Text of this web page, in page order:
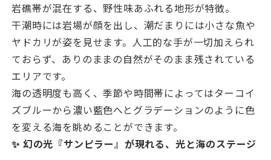
岩礁帯が混在する、野性味あふれる地形が特徴。
干潮時には岩場が顔を出し、潮だまりには小さな魚や
ヤドカリが姿を見せます。人工的な手が一切加えられ
ておらず、ありのままの自然がそのまま残されている
エリアです。
海の透明度も高く、季節や時間帯によってはターコイ
ズブルーから濃い藍色へとグラデーションのように色
を変える海を眺めることができます。
✨ 幻の光『サンピラー』が現れる、光と海のステージ